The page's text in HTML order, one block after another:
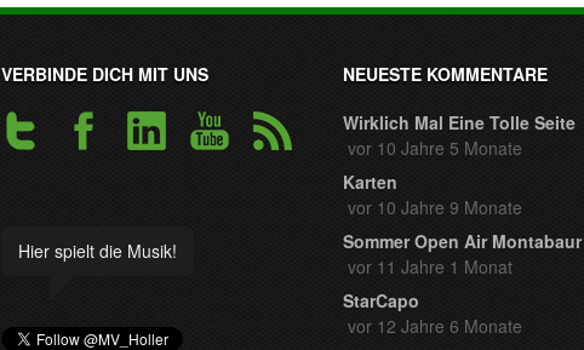
VERBINDE DICH MIT UNS
Hier spielt die Musik!
NEUESTE KOMMENTARE
Wirklich Mal Eine Tolle Seite
vor 10 Jahre 5 Monate
Karten
vor 10 Jahre 9 Monate
Sommer Open Air Montabaur
vor 11 Jahre 1 Monat
StarCapo
vor 12 Jahre 6 Monate